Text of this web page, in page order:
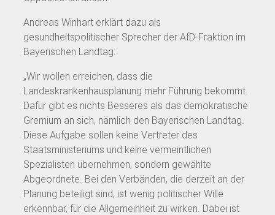
Andreas Winhart erklärt dazu als
gesundheitspolitischer Sprecher der AfD-Fraktion im
Bayerischen Landtag:
„Wir wollen erreichen, dass die
Landeskrankenhausplanung mehr Führung bekommt.
Dafür gibt es nichts Besseres als das demokratische
Gremium an sich, nämlich den Bayerischen Landtag.
Diese Aufgabe sollen keine Vertreter des
Staatsministeriums und keine vermeintlichen
Spezialisten übernehmen, sondern gewählte
Abgeordnete. Bei den Verbänden, die derzeit an der
Planung beteiligt sind, ist wenig politischer Wille
erkennbar, für die Allgemeinheit zu wirken. Dabei ist